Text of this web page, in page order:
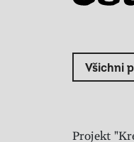
Všichni
Projekt